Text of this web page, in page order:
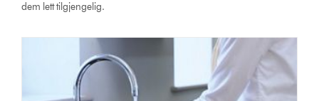
dem lett tilgjengelig.